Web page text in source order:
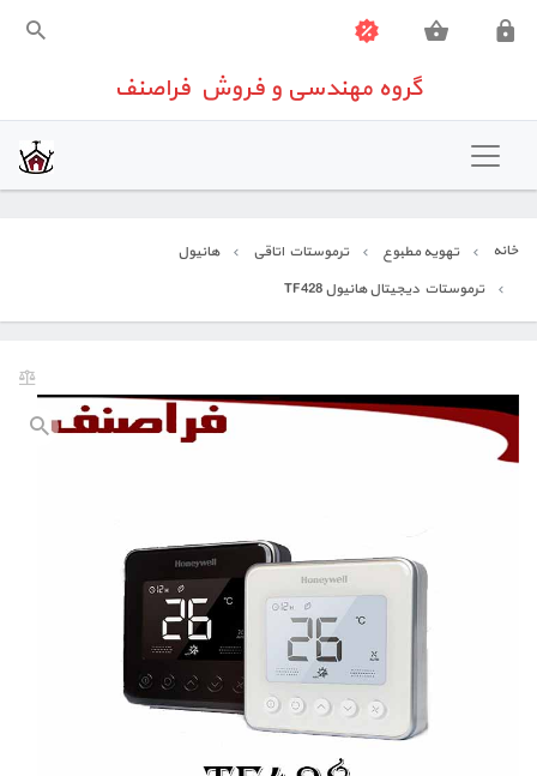
گروه مهندسی و فروش فراصنف
خانه
تجهیزات اندازه گیری
تجهیزات ساختمانی
تعمیرات تخصصی تجهیزات کنترلی
گروه مهندسی و فروش فراصنف
خانه تهویه مطبوع ترموستات اتاقی
هانیول
ترموستات دیجیتال هانیول TF428